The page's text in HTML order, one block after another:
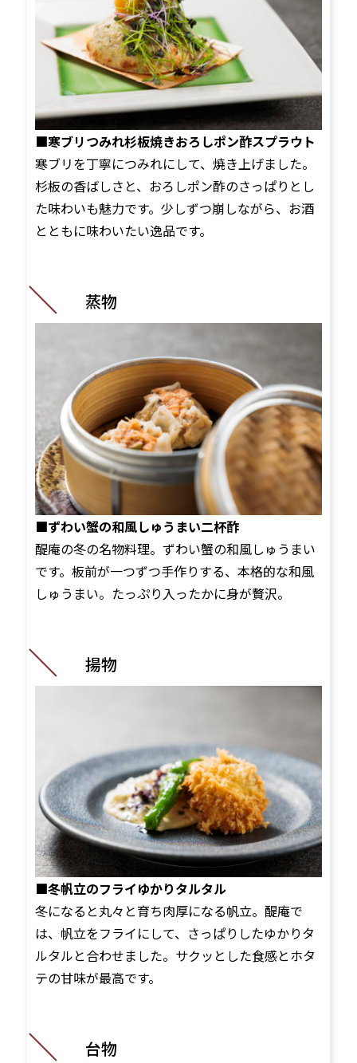
■寒ブリつみれ杉板焼きおろしポン酢スプラウト
寒ブリを丁寧につみれにして、焼き上げました。
杉板の香ばしさと、おろしポン酢のさっぱりとし
た味わいも魅力です。少しずつ崩しながら、お酒
とともに味わいたい逸品です。
蒸物
■ずわい蟹の和風しゅうまい二杯酢
醍庵の冬の名物料理。ずわい蟹の和風しゅうまい
です。板前が一つずつ手作りする、本格的な和風
しゅうまい。たっぷり入ったかに身が贅沢。
揚物
■冬帆立のフライゆかりタルタル
冬になると丸々と育ち肉厚になる帆立。醍庵で
は、帆立をフライにして、さっぱりしたゆかりタ
ルタルと合わせました。サクッとした食感とホタ
テの甘味が最高です。
台物